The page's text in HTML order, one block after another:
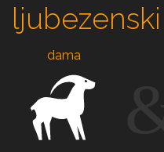
ljubezenski
dama